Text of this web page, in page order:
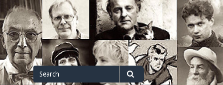
Skip
to
content
Search
for
Search